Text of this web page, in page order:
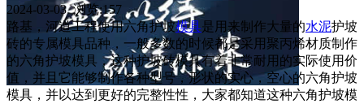
2024-03-03 浏览:157
路基，河道工程使用六角护坡模具是用来制作大量的水泥护坡
砖的专属模具品种，一般多数的时候都是采用聚丙烯材质制作
的六角护坡模具，这种护坡砖模具有着非常耐用的实际使用价
值，并且它能够制作各种型号，形状的实心，空心的六角护坡
模具，并以达到更好的完整性性，大家都知道这种六角护坡模